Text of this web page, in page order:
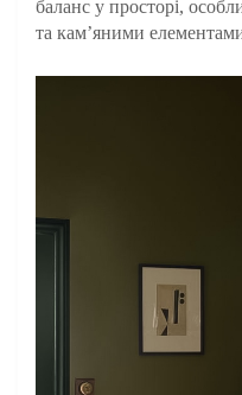
баланс у просторі,
та кам’яними